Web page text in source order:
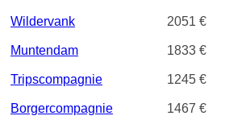
Wildervank 2051 €
Muntendam 1833 €
Tripscompagnie 1245 €
Borgercompagnie 1467 €